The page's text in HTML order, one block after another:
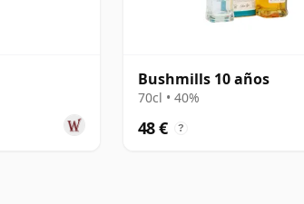
Bushmills 10 años
70cl • 40%
48 € ?